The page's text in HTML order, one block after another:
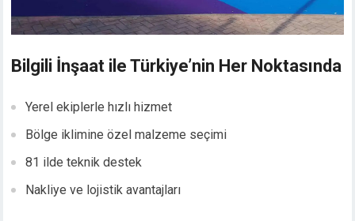
Bilgili İnşaat ile Türkiye’nin Her Noktasında
Yerel ekiplerle hızlı hizmet
Bölge iklimine özel malzeme seçimi
81 ilde teknik destek
Nakliye ve lojistik avantajları